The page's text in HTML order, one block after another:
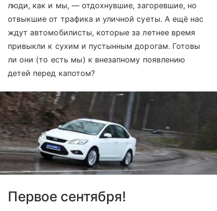
люди, как и мы, — отдохнувшие, загоревшие, но
отвыкшие от трафика и уличной суеты. А ещё нас
ждут автомобилисты, которые за летнее время
привыкли к сухим и пустынным дорогам. Готовы
ли они (то есть мы) к внезапному появлению
детей перед капотом?
Первое сентября!